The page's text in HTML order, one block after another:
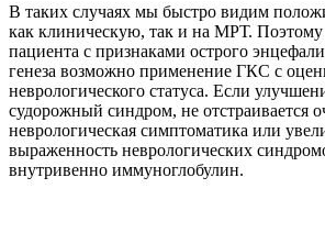
В таких случаях мы быстро видим
как клиническую, так и на МРТ.
пациента с признаками острого
генеза возможно применение ГКС с
неврологического статуса. Если
судорожный синдром, не отстраивается
неврологическая симптоматика или
выраженность неврологических
внутривенно иммуноглобулин.